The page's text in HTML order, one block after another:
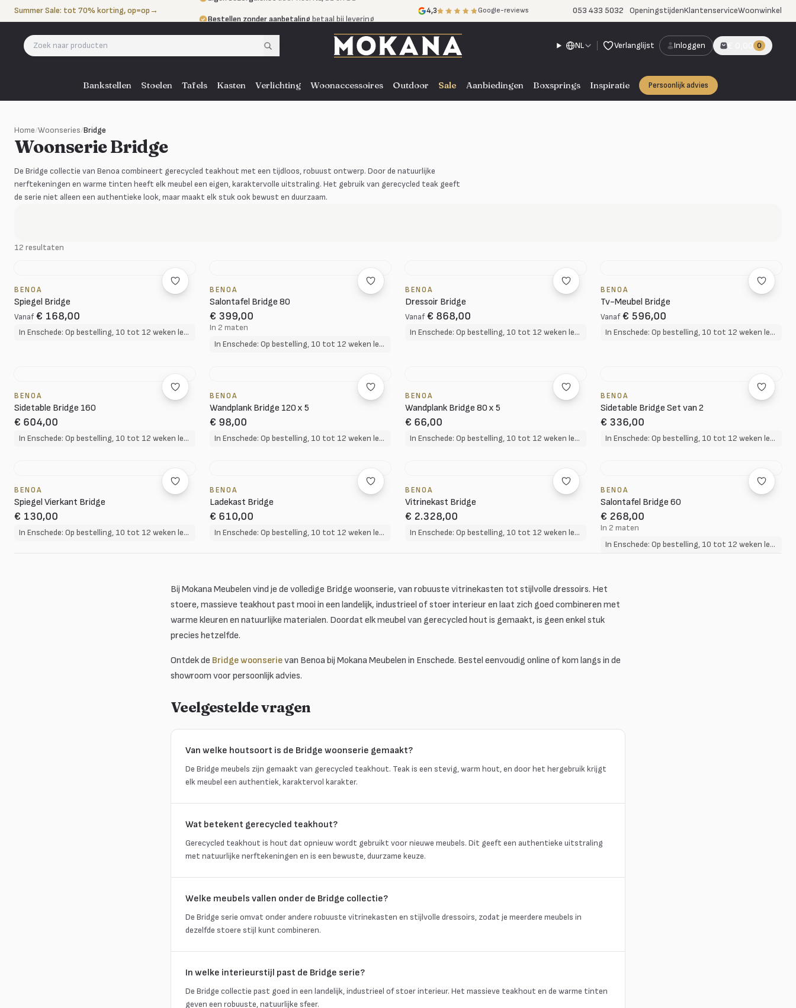
Naar de inhoud
Summer Sale: tot 70% korting, op=op→
Eigen bezorgdienst door heel NL, BE en DE
4,3 Google-reviews 053 433 5032 OpeningstijdenKlantenserviceWoonwinkel
NL Verlanglijst Inloggen € 0,00 0
Bankstellen Stoelen Tafels Kasten Verlichting Woonaccessoires Outdoor Sale Aanbiedingen Boxsprings Inspiratie Persoonlijk advies
Home/Woonseries/Bridge
Woonserie Bridge
De Bridge collectie van Benoa combineert gerecycled teakhout met een tijdloos, robuust ontwerp. Door de natuurlijke
nerftekeningen en warme tinten heeft elk meubel een eigen, karaktervolle uitstraling. Het gebruik van gerecycled teak geeft
de serie niet alleen een authentieke look, maar maakt elk stuk ook bewust en duurzaam.
12 resultaten
BENOA
Spiegel Bridge
Vanaf € 168,00
In Enschede: Op bestelling, 10 tot 12 weken levertijd
BENOA
Salontafel Bridge 80
€ 399,00
In 2 maten
In Enschede: Op bestelling, 10 tot 12 weken levertijd
BENOA
Dressoir Bridge
Vanaf € 868,00
In Enschede: Op bestelling, 10 tot 12 weken levertijd
BENOA
Tv-Meubel Bridge
Vanaf € 596,00
In Enschede: Op bestelling, 10 tot 12 weken levertijd
BENOA
Sidetable Bridge 160
€ 604,00
In Enschede: Op bestelling, 10 tot 12 weken levertijd
BENOA
Wandplank Bridge 120 x 5
€ 98,00
In Enschede: Op bestelling, 10 tot 12 weken levertijd
BENOA
Wandplank Bridge 80 x 5
€ 66,00
In Enschede: Op bestelling, 10 tot 12 weken levertijd
BENOA
Sidetable Bridge Set van 2
€ 336,00
In Enschede: Op bestelling, 10 tot 12 weken levertijd
BENOA
Spiegel Vierkant Bridge
€ 130,00
In Enschede: Op bestelling, 10 tot 12 weken levertijd
BENOA
Ladekast Bridge
€ 610,00
In Enschede: Op bestelling, 10 tot 12 weken levertijd
BENOA
Vitrinekast Bridge
€ 2.328,00
In Enschede: Op bestelling, 10 tot 12 weken levertijd
BENOA
Salontafel Bridge 60
€ 268,00
In 2 maten
In Enschede: Op bestelling, 10 tot 12 weken levertijd
Bij Mokana Meubelen vind je de volledige Bridge woonserie, van robuuste vitrinekasten tot stijlvolle dressoirs. Het
stoere, massieve teakhout past mooi in een landelijk, industrieel of stoer interieur en laat zich goed combineren met
warme kleuren en natuurlijke materialen. Doordat elk meubel van gerecycled hout is gemaakt, is geen enkel stuk
precies hetzelfde.
Ontdek de Bridge woonserievan Benoa bij Mokana Meubelen in Enschede. Bestel eenvoudig online of kom langs in de
showroom voor persoonlijk advies.
Veelgestelde vragen
Van welke houtsoort is de Bridge woonserie gemaakt?
De Bridge meubels zijn gemaakt van gerecycled teakhout. Teak is een stevig, warm hout, en door het hergebruik krijgt
elk meubel een authentiek, karaktervol karakter.
Wat betekent gerecycled teakhout?
Gerecycled teakhout is hout dat opnieuw wordt gebruikt voor nieuwe meubels. Dit geeft een authentieke uitstraling
met natuurlijke nerftekeningen en is een bewuste, duurzame keuze.
Welke meubels vallen onder de Bridge collectie?
De Bridge serie omvat onder andere robuuste vitrinekasten en stijlvolle dressoirs, zodat je meerdere meubels in
dezelfde stoere stijl kunt combineren.
In welke interieurstijl past de Bridge serie?
De Bridge collectie past goed in een landelijk, industrieel of stoer interieur. Het massieve teakhout en de warme tinten
geven een robuuste, natuurlijke sfeer.